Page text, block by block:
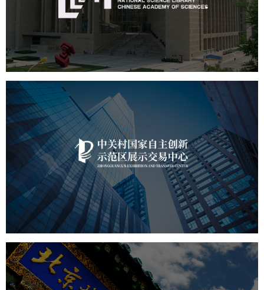
网站建设 虚拟展厅
数字博物馆建设
展厅空间设计
产品展厅设计
中关村国家自主展示中心
文化艺术 展馆网站建设
博物馆展厅设计
数字博物馆建设
展厅空间设计
北京展厅设计
产品展厅设计
企业展厅设计 公司展厅设计
协和医院